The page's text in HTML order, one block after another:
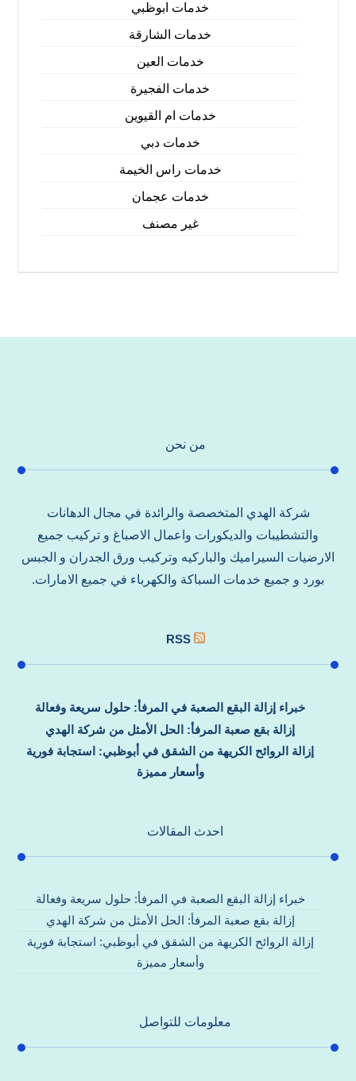
خدمات ابوظبي
خدمات الشارقة
خدمات العين
خدمات الفجيرة
خدمات ام القيوين
خدمات دبي
خدمات راس الخيمة
خدمات عجمان
غير مصنف
من نحن
شركة الهدي المتخصصة والرائدة في مجال الدهانات
والتشطيبات والديكورات واعمال الاصباغ و تركيب جميع
الارضيات السيراميك والباركيه وتركيب ورق الجدران و الجبس
بورد و جميع خدمات السباكة والكهرباء في جميع الامارات.
RSS
خبراء إزالة البقع الصعبة في المرفأ: حلول سريعة وفعالة
إزالة بقع صعبة المرفأ: الحل الأمثل من شركة الهدي
إزالة الروائح الكريهة من الشقق في أبوظبي: استجابة فورية
وأسعار مميزة
احدث المقالات
خبراء إزالة البقع الصعبة في المرفأ: حلول سريعة وفعالة
إزالة بقع صعبة المرفأ: الحل الأمثل من شركة الهدي
إزالة الروائح الكريهة من الشقق في أبوظبي: استجابة فورية
وأسعار مميزة
معلومات للتواصل